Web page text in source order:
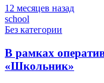
12 месяцев назад
school
Без категории
В рамках
«Школьник»